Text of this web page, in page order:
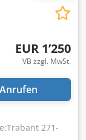
EUR 1’250
VB zzgl. MwSt.
Anrufen
271-